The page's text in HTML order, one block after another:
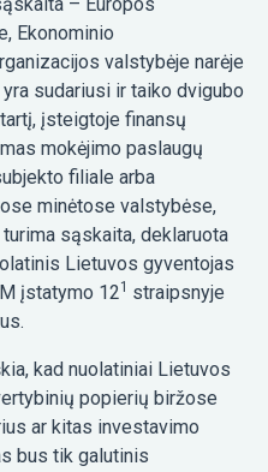
Ekonominio
valstybėje narėje
sudariusi ir taiko dvigubo
įsteigtoje finansų
mokėjimo paslaugų
filiale arba
minėtose valstybėse,
sąskaita, deklaruota
Lietuvos gyventojas
įstatymo 121 straipsnyje
kad nuolatiniai Lietuvos
popierių biržose
ar kitas investavimo
bus tik galutinis